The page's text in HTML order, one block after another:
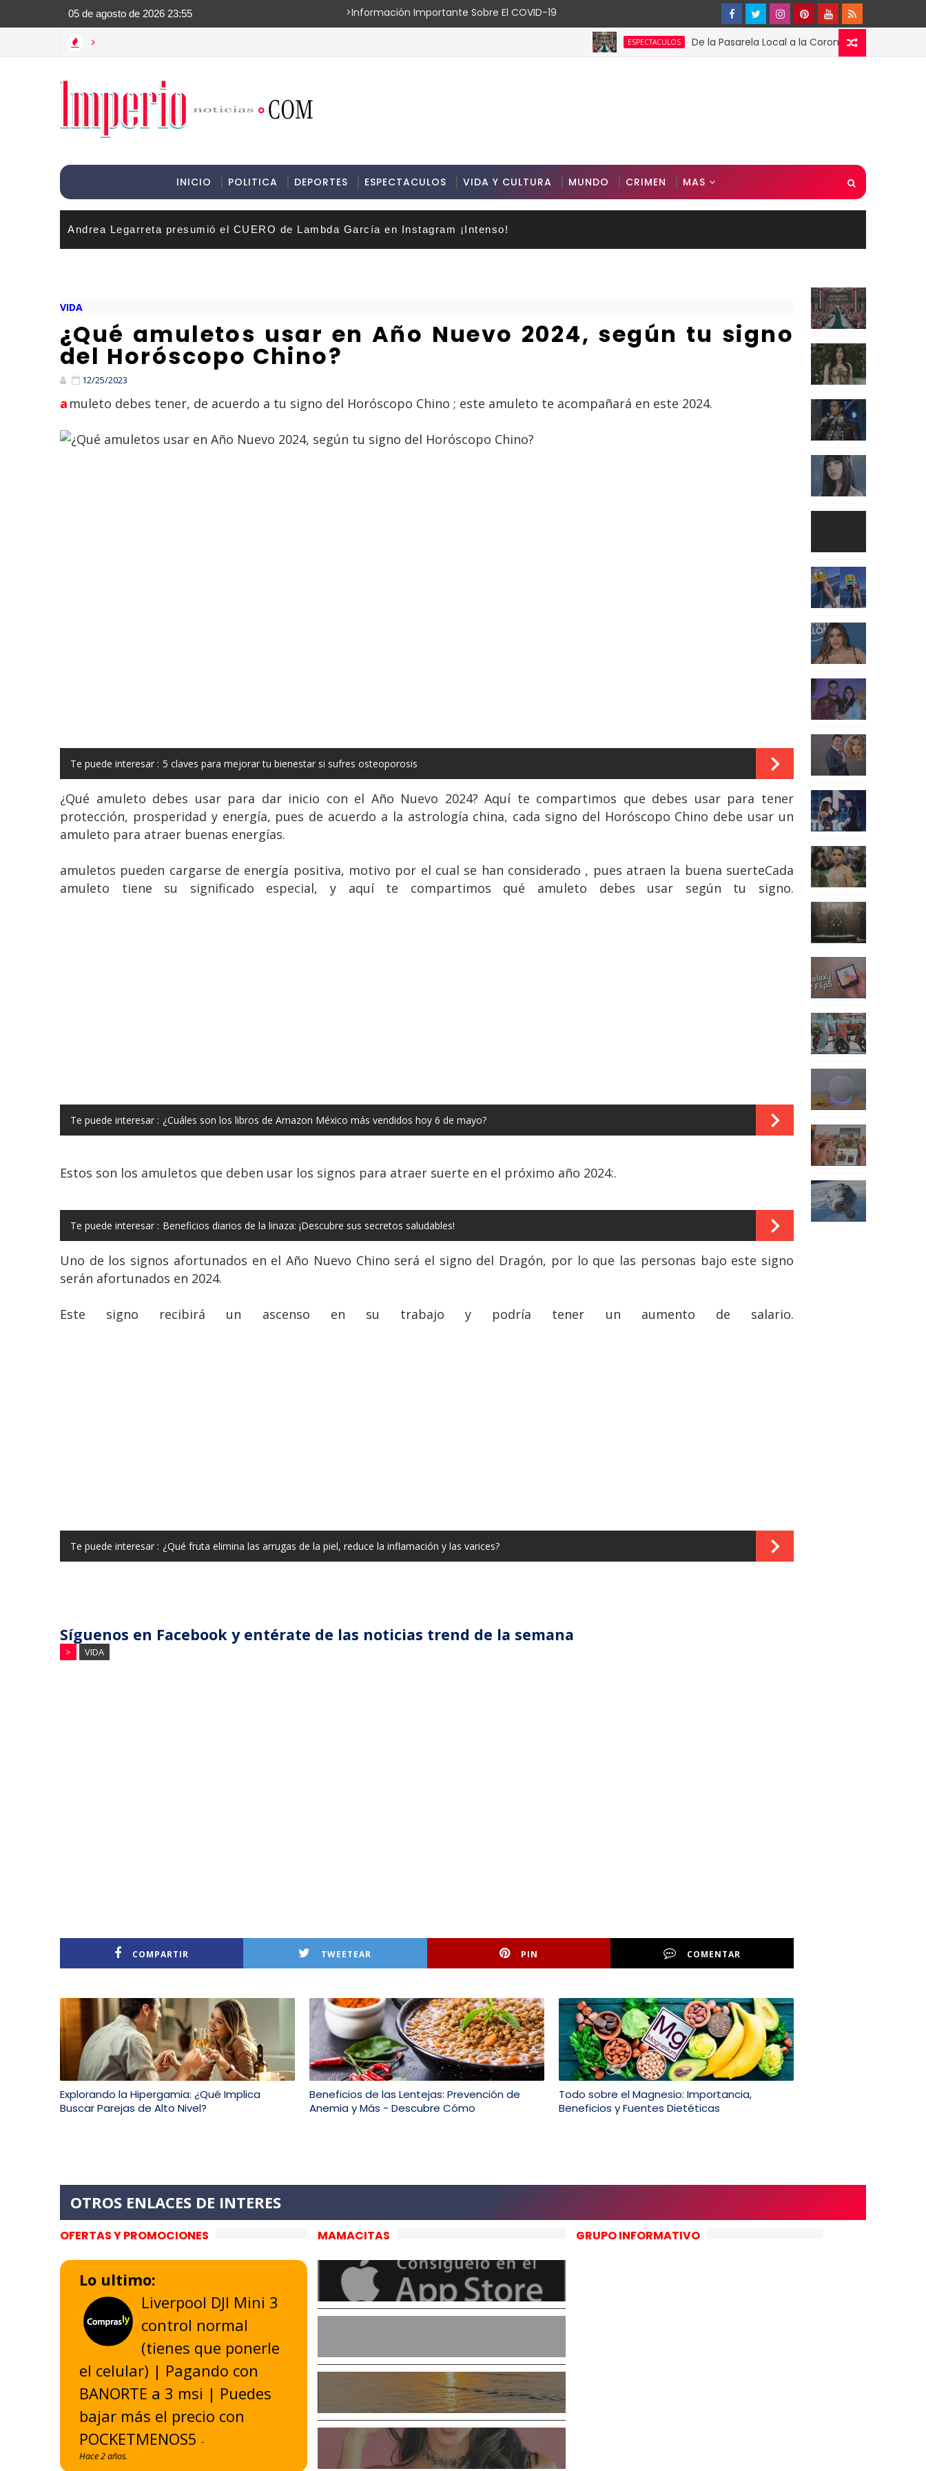
>Información Importante Sobre El COVID-19
> ESPECTACULOS De la Pasarela Local a la Corona Global: El Triunfo de
INICIO POLITICA DEPORTES ESPECTACULOS VIDA Y CULTURA MUNDO CRIMEN MAS
Andrea Legarreta presumió el CUERO de Lambda García en Instagram ¡Intenso!
VIDA
¿Qué amuletos usar en Año Nuevo 2024, según tu signo
del Horóscopo Chino?
12/25/2023
amuleto debes tener, de acuerdo a tu signo del Horóscopo Chino ; este amuleto te acompañará en este 2024.
Te puede interesar : 5 claves para mejorar tu bienestar si sufres osteoporosis
¿Qué amuleto debes usar para dar inicio con el Año Nuevo 2024? Aquí te compartimos que debes usar para tener
protección, prosperidad y energía, pues de acuerdo a la astrología china, cada signo del Horóscopo Chino debe usar un
amuleto para atraer buenas energías.
amuletos pueden cargarse de energía positiva, motivo por el cual se han considerado , pues atraen la buena suerteCada
amuleto tiene su significado especial, y aquí te compartimos qué amuleto debes usar según tu signo.
Te puede interesar : ¿Cuáles son los libros de Amazon México más vendidos hoy 6 de mayo?
Estos son los amuletos que deben usar los signos para atraer suerte en el próximo año 2024:.
Te puede interesar : Beneficios diarios de la linaza: ¡Descubre sus secretos saludables!
Uno de los signos afortunados en el Año Nuevo Chino será el signo del Dragón, por lo que las personas bajo este signo
serán afortunados en 2024.
Este signo recibirá un ascenso en su trabajo y podría tener un aumento de salario.
Te puede interesar : ¿Qué fruta elimina las arrugas de la piel, reduce la inflamación y las varices?
Síguenos en Facebook y entérate de las noticias trend de la semana
> VIDA
COMPARTIR TWEETEAR PIN COMENTAR
Explorando la Hipergamia: ¿Qué Implica
Buscar Parejas de Alto Nivel?
Beneficios de las Lentejas: Prevención de
Anemia y Más - Descubre Cómo
Todo sobre el Magnesio: Importancia,
Beneficios y Fuentes Dietéticas
OFERTAS Y PROMOCIONES
Lo ultimo:
Liverpool DJI Mini 3
control normal
(tienes que ponerle
el celular) | Pagando con
BANORTE a 3 msi | Puedes
bajar más el precio con
POCKETMENOS5 -
Hace 2 años.
MAMACITAS GRUPO INFORMATIVO